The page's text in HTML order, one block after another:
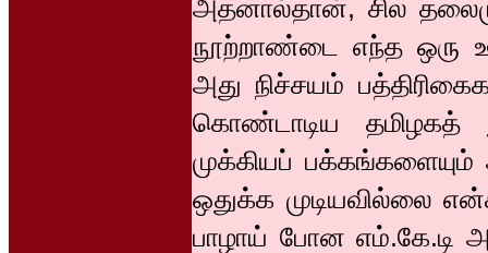
அதனால்தான், சில
நூற்றாண்டை எந்த ஒரு
அது நிச்சயம்
கொண்டாடிய தமிழகத்
முக்கியப்
ஒதுக்க முடியவில்லை
பாழாய் போன எம்.கே.டி